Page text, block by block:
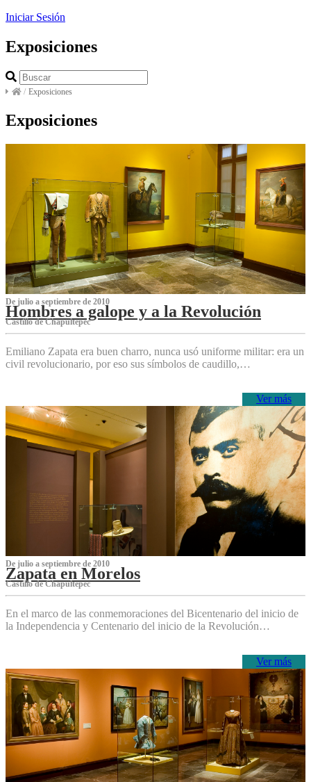
Iniciar Sesión
Exposiciones
/ Exposiciones
Exposiciones
De julio a septiembre de 2010
Hombres a galope y a la Revolución
Castillo de Chapultepec
Emiliano Zapata era buen charro, nunca usó uniforme militar: era un
civil revolucionario, por eso sus símbolos de caudillo,…
Ver más
De julio a septiembre de 2010
Zapata en Morelos
Castillo de Chapultepec
En el marco de las conmemoraciones del Bicentenario del inicio de
la Independencia y Centenario del inicio de la Revolución…
Ver más